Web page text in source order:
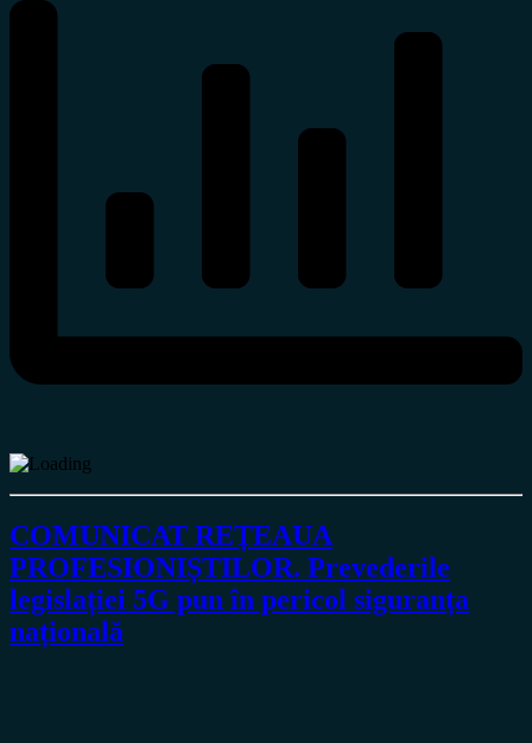
COMUNICAT REȚEAUA
PROFESIONIȘTILOR. Prevederile
legislației 5G pun în pericol siguranța
națională